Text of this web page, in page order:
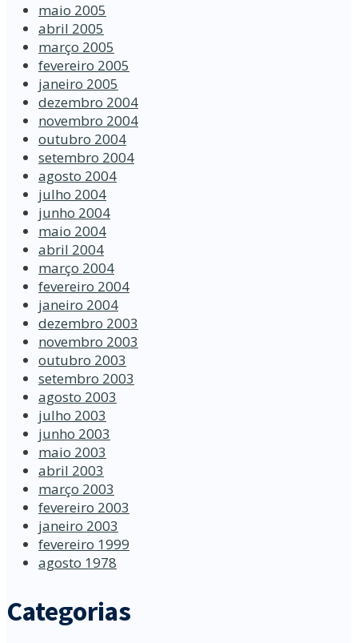
maio 2005
abril 2005
março 2005
fevereiro 2005
janeiro 2005
dezembro 2004
novembro 2004
outubro 2004
setembro 2004
agosto 2004
julho 2004
junho 2004
maio 2004
abril 2004
março 2004
fevereiro 2004
janeiro 2004
dezembro 2003
novembro 2003
outubro 2003
setembro 2003
agosto 2003
julho 2003
junho 2003
maio 2003
abril 2003
março 2003
fevereiro 2003
janeiro 2003
fevereiro 1999
agosto 1978
Categorias